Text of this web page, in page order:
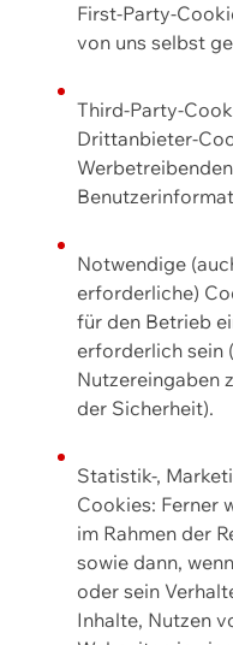
First-Party-
von uns selbst
Third-Party-
Drittanbieter-
Notwendige
erforderliche)
für den Betrieb
erforderlich sein
Nutzereingaben
der Sicherheit).
Statistik-,
Cookies: Ferner
im Rahmen der
sowie dann,
oder sein
Inhalte, Nutzen